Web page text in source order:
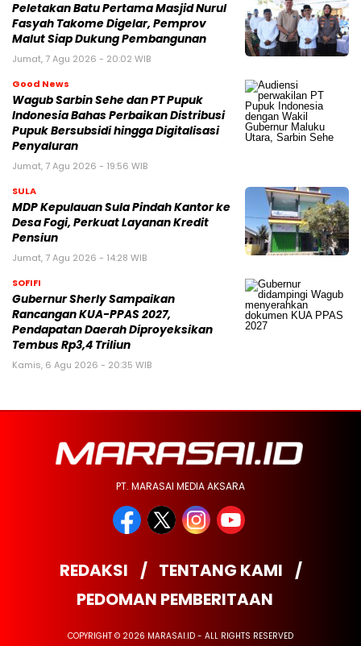
Peletakan Batu Pertama Masjid Nurul
Fasyah Takome Digelar, Pemprov
Malut Siap Dukung Pembangunan
Jumat, 7 Agu 2026 - 20:02 WIB
Good News
Wagub Sarbin Sehe dan PT Pupuk
Indonesia Bahas Perbaikan Distribusi
Pupuk Bersubsidi hingga Digitalisasi
Penyaluran
Jumat, 7 Agu 2026 - 19:56 WIB
SULA
MDP Kepulauan Sula Pindah Kantor ke
Desa Fogi, Perkuat Layanan Kredit
Pensiun
Jumat, 7 Agu 2026 - 14:28 WIB
SOFIFI
Gubernur Sherly Sampaikan
Rancangan KUA-PPAS 2027,
Pendapatan Daerah Diproyeksikan
Tembus Rp3,4 Triliun
Kamis, 6 Agu 2026 - 20:35 WIB
PT. MARASAI MEDIA AKSARA
REDAKSI
TENTANG KAMI
PEDOMAN PEMBERITAAN
COPYRIGHT © 2026 MARASAI.ID - ALL RIGHTS RESERVED